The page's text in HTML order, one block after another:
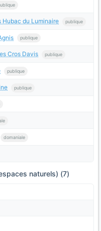
Hubac du Luminaire publique
publique
Cros Davis publique
publique
publique
domaniale
naturels) (7)